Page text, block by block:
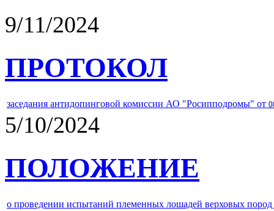
9/11/2024
ПРОТОКОЛ
заседания антидопинговой комиссии АО "Росипподромы" от
5/10/2024
ПОЛОЖЕНИЕ
о проведении испытаний племенных лошадей верховых